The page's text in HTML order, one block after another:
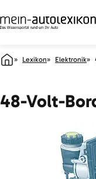
Lexikon Elektronik
48-Volt-